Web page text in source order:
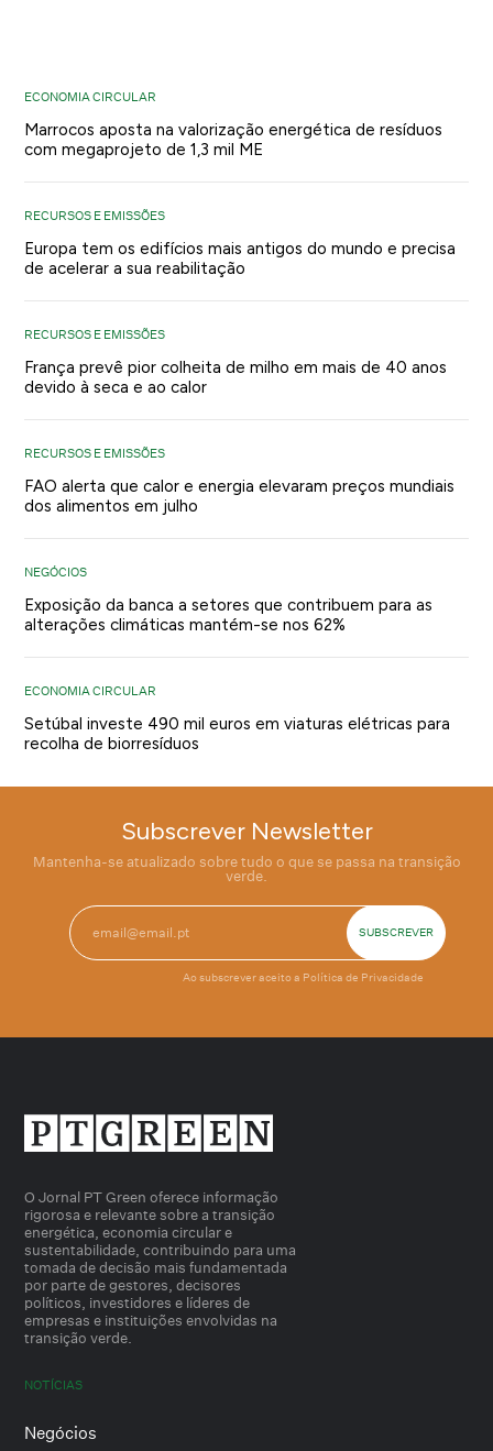
ECONOMIA CIRCULAR
Marrocos aposta na valorização energética de resíduos
com megaprojeto de 1,3 mil ME
RECURSOS E EMISSÕES
Europa tem os edifícios mais antigos do mundo e precisa
de acelerar a sua reabilitação
RECURSOS E EMISSÕES
França prevê pior colheita de milho em mais de 40 anos
devido à seca e ao calor
RECURSOS E EMISSÕES
FAO alerta que calor e energia elevaram preços mundiais
dos alimentos em julho
NEGÓCIOS
Exposição da banca a setores que contribuem para as
alterações climáticas mantém-se nos 62%
ECONOMIA CIRCULAR
Setúbal investe 490 mil euros em viaturas elétricas para
recolha de biorresíduos
Subscrever Newsletter
Mantenha-se atualizado sobre tudo o que se passa na transição
verde.
Ao subscrever aceito a Política de Privacidade
O Jornal PT Green oferece informação
rigorosa e relevante sobre a transição
energética, economia circular e
sustentabilidade, contribuindo para uma
tomada de decisão mais fundamentada
por parte de gestores, decisores
políticos, investidores e líderes de
empresas e instituições envolvidas na
transição verde.
NOTÍCIAS
Negócios